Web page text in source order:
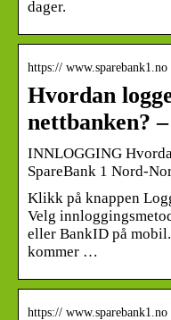
dager.
https:// www.sparebank1.no
Hvordan
nettbanken?
INNLOGGING
SpareBank 1 Nord-
Klikk på knappen
Velg
eller BankID på
kommer …
https://